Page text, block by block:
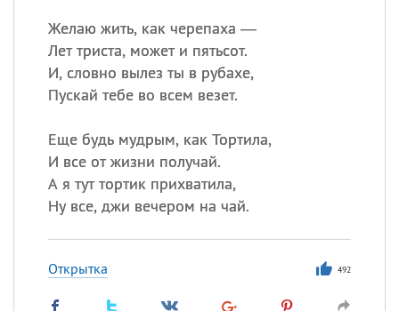
Желаю жить, как черепаха —
Лет триста, может и пятьсот.
И, словно вылез ты в рубахе,
Пускай тебе во всем везет.
Еще будь мудрым, как Тортила,
И все от жизни получай.
А я тут тортик прихватила,
Ну все, джи вечером на чай.
Открытка 492